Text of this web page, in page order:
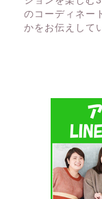
のコーディネー
かをお伝えして